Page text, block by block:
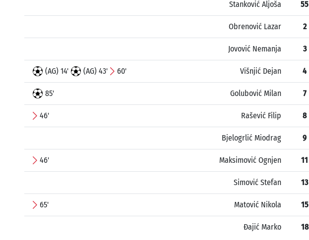
Stanković Aljoša 55
Obrenović Lazar 2
Jovović Nemanja 3
(AG) 14' (AG) 43' 60' Višnjić Dejan 4
85' Golubović Milan 7
46' Rašević Filip 8
Bjelogrlić Miodrag 9
46' Maksimović Ognjen 11
Simović Stefan 13
65' Matović Nikola 15
Đajić Marko 18